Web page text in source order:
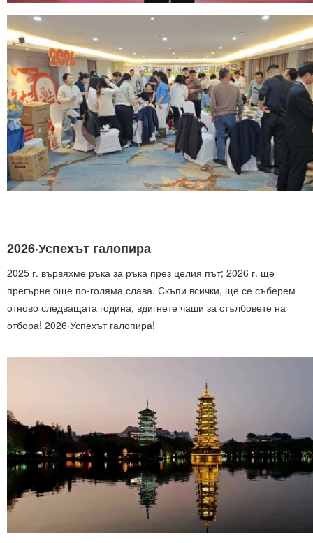
2026·Успехът галопира
2025 г. вървяхме ръка за ръка през целия път; 2026 г. ще
прегърне още по-голяма слава. Скъпи всички, ще се съберем
отново следващата година, вдигнете чаши за стълбовете на
отбора! 2026·Успехът галопира!